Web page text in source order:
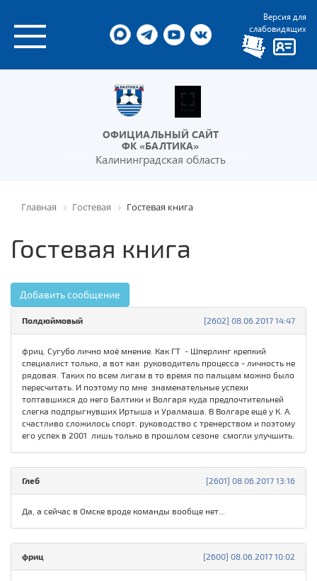
Версия для
слабовидящих
ОФИЦИАЛЬНЫЙ САЙТ
ФК «БАЛТИКА»
Калининградская область
Главная Гостевая Гостевая книга
Гостевая книга
Добавить сообщение
[2602] 08.06.2017 14:47
Полдюймовый
фриц. Сугубо лично моё мнение. Как ГТ - Шперлинг крепкий
специалист только, а вот как руководитель процесса - личность не
рядовая. Таких по всем лигам в то время по пальцам можно было
пересчитать. И поэтому по мне знаменательные успехи
топтавшихся до него Балтики и Волгаря куда предпочтительней
слегка подпрыгнувших Иртыша и Уралмаша. В Волгаре ещё у К. А.
счастливо сложилось спорт. руководство с тренерством и поэтому
его успех в 2001 лишь только в прошлом сезоне смогли улучшить.
[2601] 08.06.2017 13:16
Глеб
Да, а сейчас в Омске вроде команды вообще нет...
[2600] 08.06.2017 10:02
фриц